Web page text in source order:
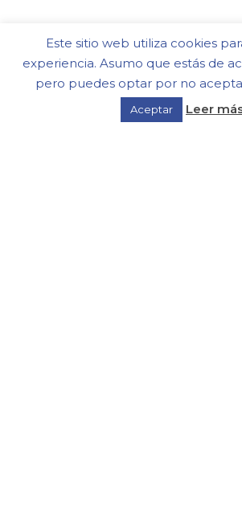
Este sitio web utiliza cookies
experiencia. Asumo que estás de
pero puedes optar por no
Aceptar Leer